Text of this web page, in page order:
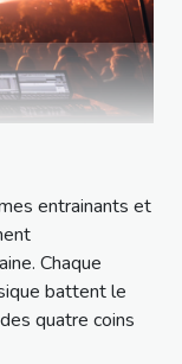
entrainants et
Chaque
battent le
quatre coins